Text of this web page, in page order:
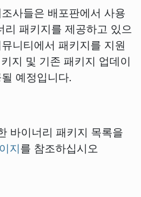
사들은 배포판에서 사용
패키지를 제공하고 있으
니티에서 패키지를 지원
지 및 기존 패키지 업데이
예정입니다.
바이너리 패키지 목록을
지를 참조하십시오